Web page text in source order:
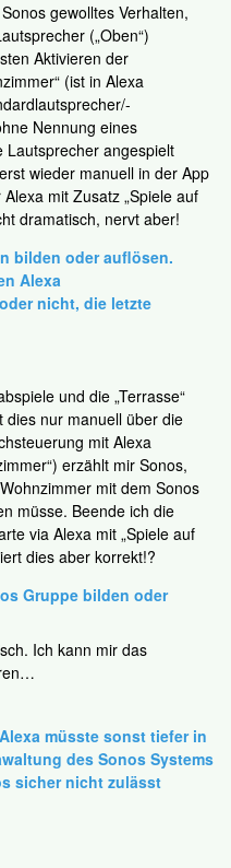
gewolltes Verhalten,
(„Oben“)
Aktivieren der
(ist in Alexa
Nennung eines
Lautsprecher angespielt
wieder manuell in der App
mit Zusatz „Spiele auf
dramatisch, nervt aber!
bilden oder auflösen.
Alexa
nicht, die letzte
und die „Terrasse“
dies nur manuell über die
mit Alexa
erzählt mir Sonos,
mit dem Sonos
müsse. Beende ich die
via Alexa mit „Spiele auf
dies aber korrekt!?
Gruppe bilden oder
Ich kann mir das
müsste sonst tiefer in
des Sonos Systems
sicher nicht zulässt